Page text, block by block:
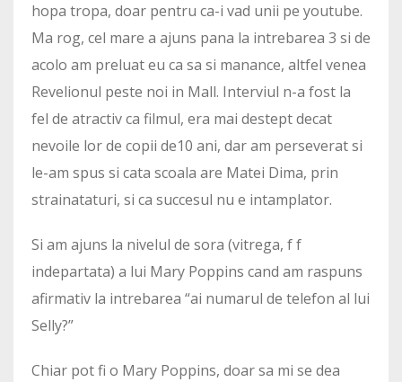
hopa tropa, doar pentru ca-i vad unii pe youtube.
Ma rog, cel mare a ajuns pana la intrebarea 3 si de
acolo am preluat eu ca sa si manance, altfel venea
Revelionul peste noi in Mall. Interviul n-a fost la
fel de atractiv ca filmul, era mai destept decat
nevoile lor de copii de10 ani, dar am perseverat si
le-am spus si cata scoala are Matei Dima, prin
strainataturi, si ca succesul nu e intamplator.
Si am ajuns la nivelul de sora (vitrega, f f
indepartata) a lui Mary Poppins cand am raspuns
afirmativ la intrebarea “ai numarul de telefon al lui
Selly?”
Chiar pot fi o Mary Poppins, doar sa mi se dea